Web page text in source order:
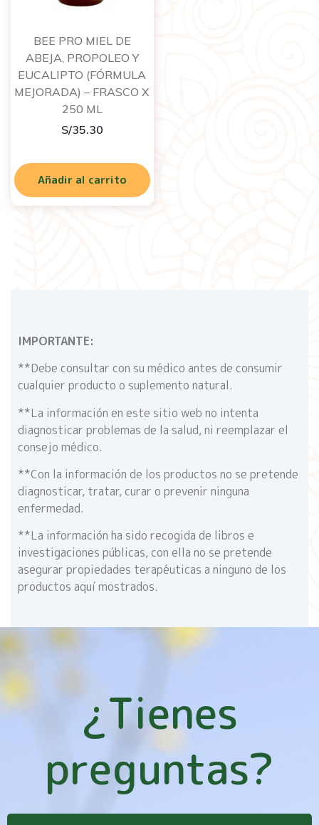
BEE PRO MIEL DE
ABEJA, PROPOLEO Y
EUCALIPTO (FÓRMULA
MEJORADA) – FRASCO X
250 ML
S/35.30
Añadir al carrito
IMPORTANTE:
**Debe consultar con su médico antes de consumir
cualquier producto o suplemento natural.
**La información en este sitio web no intenta
diagnosticar problemas de la salud, ni reemplazar el
consejo médico.
**Con la información de los productos no se pretende
diagnosticar, tratar, curar o prevenir ninguna
enfermedad.
**La información ha sido recogida de libros e
investigaciones públicas, con ella no se pretende
asegurar propiedades terapéuticas a ninguno de los
productos aquí mostrados.
¿Tienes
preguntas?